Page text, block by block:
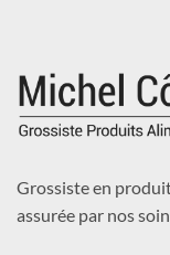
Grossiste en
assurée par nos